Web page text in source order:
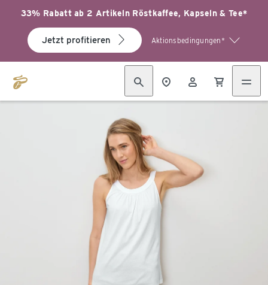
33% Rabatt ab 2 Artikeln Röstkaffee, Kapseln & Tee*
Jetzt profitieren Aktionsbedingungen*